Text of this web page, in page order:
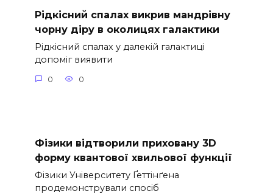
Рідкісний спалах викрив мандрівну
чорну діру в околицях галактики
Рідкісний спалах у далекій галактиці
допоміг виявити
0 0
Фізики відтворили приховану 3D
форму квантової хвильової функції
Фізики Університету Ґеттінґена
продемонстрували спосіб